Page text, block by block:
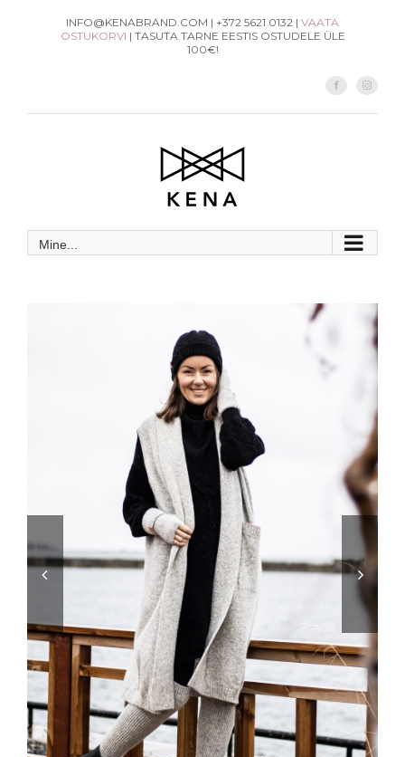
INFO@KENABRAND.COM | +372 5621 0132 | VAATA
OSTUKORVI | TASUTA TARNE EESTIS OSTUDELE ÜLE
100€!
Facebook
Mine...